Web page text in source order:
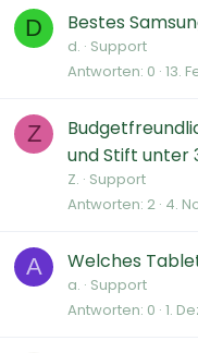
D Bestes
d. Support
Antworten 0 13.
Z
und Stift unter
Z. Support
Antworten 2 4.
A Welches
a. Support
Antworten 0 1.